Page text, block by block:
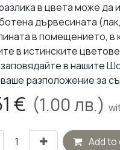
в цвета може да
дървесината
в помещението, в
в истинските
в нашите
разположение за
€ (1.00лв.)
Add